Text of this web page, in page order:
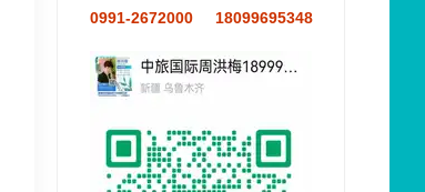
0991-2672000 18099695348